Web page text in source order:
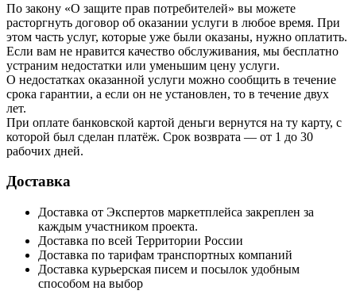
По закону «О защите прав потребителей» вы можете
расторгнуть договор об оказании услуги в любое время. При
этом часть услуг, которые уже были оказаны, нужно оплатить.
Если вам не нравится качество обслуживания, мы бесплатно
устраним недостатки или уменьшим цену услуги.
О недостатках оказанной услуги можно сообщить в течение
срока гарантии, а если он не установлен, то в течение двух
лет.
При оплате банковской картой деньги вернутся на ту карту, с
которой был сделан платёж. Срок возврата — от 1 до 30
рабочих дней.
Доставка
Доставка от Экспертов маркетплейса закреплен за
каждым участником проекта.
Доставка по всей Территории России
Доставка по тарифам транспортных компаний
Доставка курьерская писем и посылок удобным
способом на выбор